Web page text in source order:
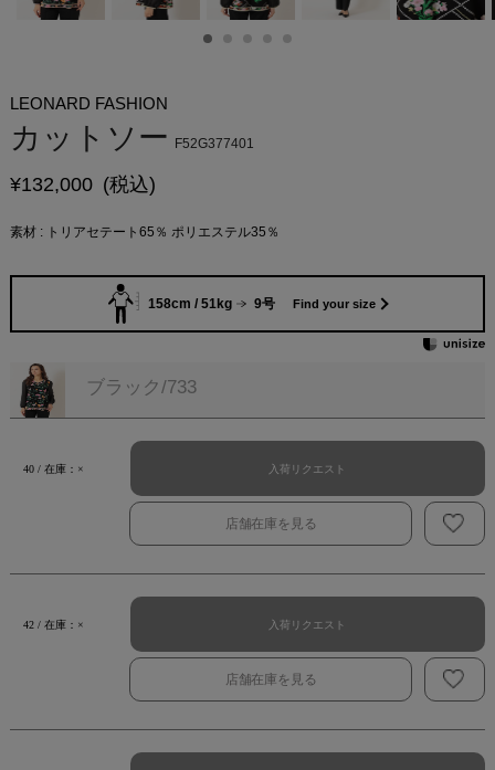
LEONARD FASHION
カットソー F52G377401
¥132,000 (税込)
素材 : トリアセテート65％ ポリエステル35％
158cm / 51kg 9号 Find your size
ブラック/733
40 / 在庫：× 入荷リクエスト
店舗在庫を見る
42 / 在庫：× 入荷リクエスト
店舗在庫を見る